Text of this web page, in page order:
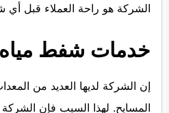
الشركة هو راحة العملاء قبل
خدمات شفط مياه
إن الشركة لديها العديد من
المسابح. لهذا السبب فإن